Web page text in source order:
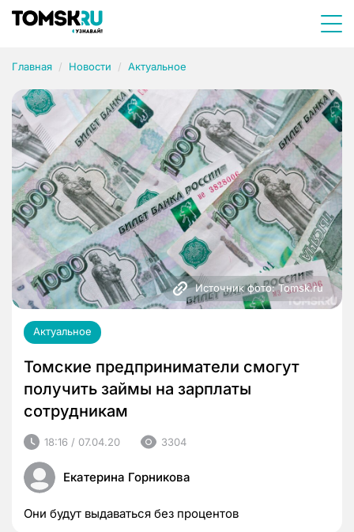
Главная Новости Актуальное
Источник фото: Tomsk.ru
Актуальное
Томские предприниматели смогут
получить займы на зарплаты
сотрудникам
18:16 / 07.04.20 3304
Екатерина Горникова
Они будут выдаваться без процентов